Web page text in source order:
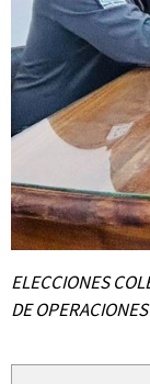
ELECCIONES
DE